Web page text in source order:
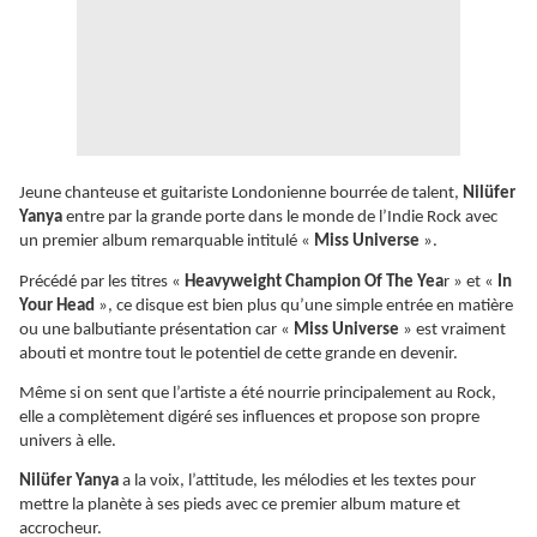
Jeune chanteuse et guitariste Londonienne bourrée de talent, Nilüfer
Yanya entre par la grande porte dans le monde de l’Indie Rock avec
un premier album remarquable intitulé « Miss Universe ».
Précédé par les titres « Heavyweight Champion Of The Year » et « In
Your Head », ce disque est bien plus qu’une simple entrée en matière
ou une balbutiante présentation car « Miss Universe » est vraiment
abouti et montre tout le potentiel de cette grande en devenir.
Même si on sent que l’artiste a été nourrie principalement au Rock,
elle a complètement digéré ses influences et propose son propre
univers à elle.
Nilüfer Yanya a la voix, l’attitude, les mélodies et les textes pour
mettre la planète à ses pieds avec ce premier album mature et
accrocheur.